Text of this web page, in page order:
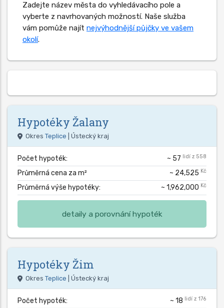
Zadejte název města do vyhledávacího pole a
vyberte z navrhovaných možností. Naše služba
vám pomůže najít nejvýhodnější půjčky ve vašem
okolí.
Hypotéky Žalany
Okres Teplice | Ústecký kraj
Počet hypoték: ~ 57 lidí z 558
Průměrná cena za m² ~ 24,525 Kč
Průměrná výše hypotéky: ~ 1,962,000 Kč
detaily a porovnání hypoték
Hypotéky Žim
Okres Teplice | Ústecký kraj
Počet hypoték: ~ 18 lidí z 176